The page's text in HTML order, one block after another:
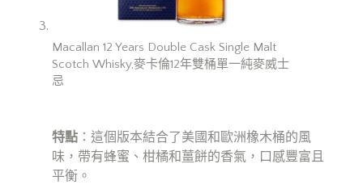
Macallan 12 Years Double Cask Single Malt
Scotch Whisky,麥卡倫12年雙桶單一純麥威士
忌
特點 ：這個版本結合了美國和歐洲橡木桶的風
味，帶有蜂蜜、柑橘和薑餅的香氣，口感豐富且
平衡。